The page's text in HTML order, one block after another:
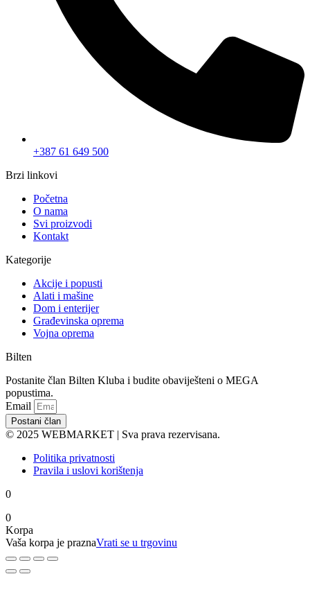
+387 61 649 500
Brzi linkovi
Početna
O nama
Svi proizvodi
Kontakt
Kategorije
Akcije i popusti
Alati i mašine
Dom i enterijer
Građevinska oprema
Vojna oprema
Bilten
Postanite član Bilten Kluba i budite obaviješteni o MEGA
popustima.
Email
Postani član
© 2025 WEBMARKET | Sva prava rezervisana.
Politika privatnosti
Pravila i uslovi korištenja
0
0
Korpa
Vaša korpa je praznaVrati se u trgovinu